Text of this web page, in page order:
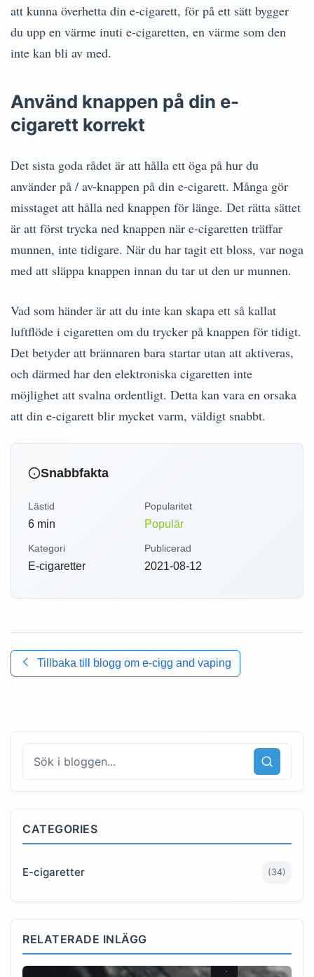
att kunna överhetta din e-cigarett, för på ett sätt bygger
du upp en värme inuti e-cigaretten, en värme som den
inte kan bli av med.
Använd knappen på din e-
cigarett korrekt
Det sista goda rådet är att hålla ett öga på hur du
använder på / av-knappen på din e-cigarett. Många gör
misstaget att hålla ned knappen för länge. Det rätta sättet
är att först trycka ned knappen när e-cigaretten träffar
munnen, inte tidigare. När du har tagit ett bloss, var noga
med att släppa knappen innan du tar ut den ur munnen.
Vad som händer är att du inte kan skapa ett så kallat
luftflöde i cigaretten om du trycker på knappen för tidigt.
Det betyder att brännaren bara startar utan att aktiveras,
och därmed har den elektroniska cigaretten inte
möjlighet att svalna ordentligt. Detta kan vara en orsaka
att din e-cigarett blir mycket varm, väldigt snabbt.
Snabbfakta
Lästid
6 min
Popularitet
Populär
Kategori
E-cigaretter
Publicerad
2021-08-12
Tillbaka till blogg om e-cigg and vaping
CATEGORIES
E-cigaretter (34)
RELATERADE INLÄGG